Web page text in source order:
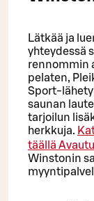
Lätkää ja
yhteydessä
rennommin
pelaten,
Sport-
saunan
tarjoilun
herkkuja.
täällä
Winstonin